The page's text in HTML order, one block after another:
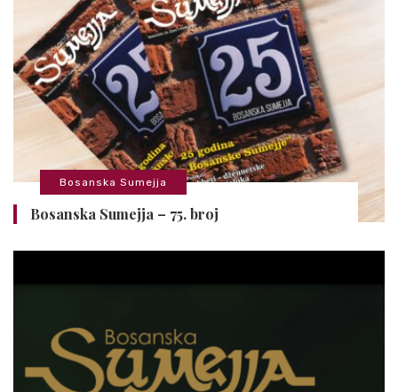
Bosanska Sumejja
Bosanska Sumejja – 75. broj